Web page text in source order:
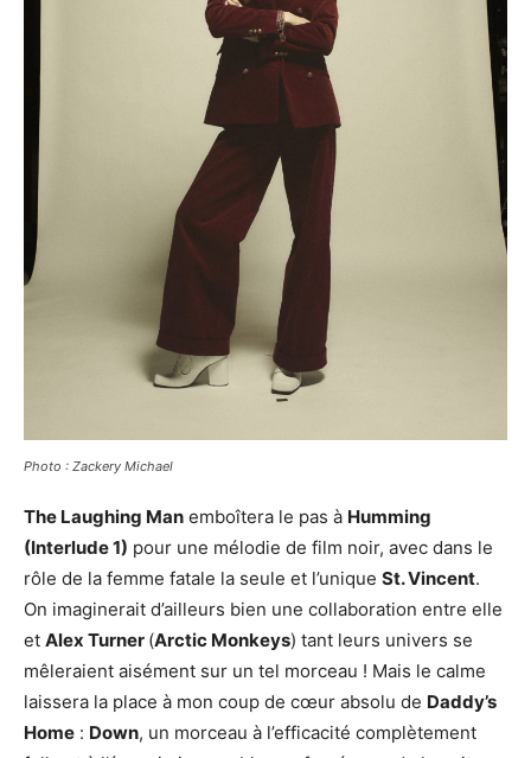
Photo : Zackery Michael
The Laughing Man emboîtera le pas à Humming
(Interlude 1) pour une mélodie de film noir, avec dans le
rôle de la femme fatale la seule et l’unique St. Vincent.
On imaginerait d’ailleurs bien une collaboration entre elle
et Alex Turner (Arctic Monkeys) tant leurs univers se
mêleraient aisément sur un tel morceau ! Mais le calme
laissera la place à mon coup de cœur absolu de Daddy’s
Home : Down, un morceau à l’efficacité complètement